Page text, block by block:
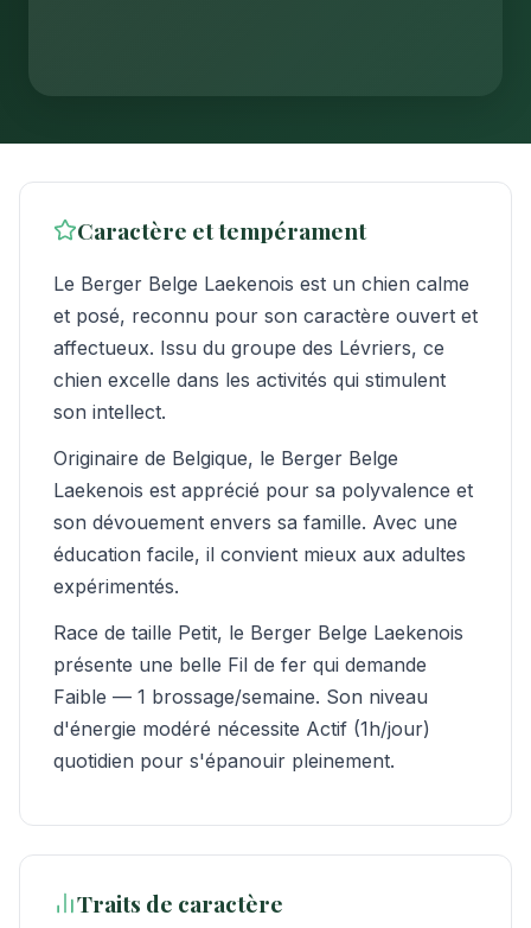
Caractère et tempérament
Le Berger Belge Laekenois est un chien calme
et posé, reconnu pour son caractère ouvert et
affectueux. Issu du groupe des Lévriers, ce
chien excelle dans les activités qui stimulent
son intellect.
Originaire de Belgique, le Berger Belge
Laekenois est apprécié pour sa polyvalence et
son dévouement envers sa famille. Avec une
éducation facile, il convient mieux aux adultes
expérimentés.
Race de taille Petit, le Berger Belge Laekenois
présente une belle Fil de fer qui demande
Faible — 1 brossage/semaine. Son niveau
d'énergie modéré nécessite Actif (1h/jour)
quotidien pour s'épanouir pleinement.
Traits de caractère